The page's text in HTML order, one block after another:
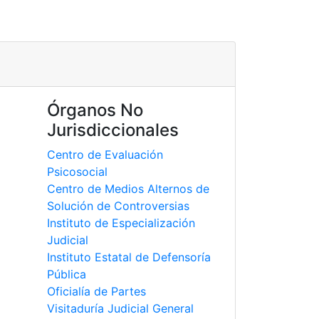
Órganos No
Jurisdiccionales
Centro de Evaluación
Psicosocial
Centro de Medios Alternos de
Solución de Controversias
Instituto de Especialización
Judicial
Instituto Estatal de Defensoría
Pública
Oficialía de Partes
Visitaduría Judicial General